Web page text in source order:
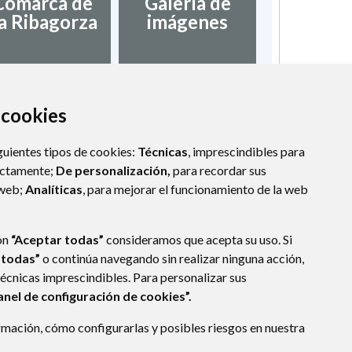
tipos de cookies: Técnicas, imprescindibles para
De personalización, para recordar sus
Analíticas, para mejorar el funcionamiento de la web
“Aceptar todas” consideramos que acepta su uso. Si
o continúa navegando sin realizar ninguna acción,
imprescindibles. Para personalizar sus
de configuración de cookies”.
cómo configurarlas y posibles riesgos en nuestra
Ribagorza
imágenes